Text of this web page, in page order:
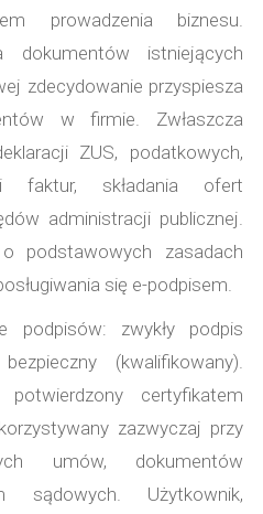
prowadzenia biznesu.
dokumentów istniejących
zdecydowanie przyspiesza
w firmie. Zwłaszcza
ZUS, podatkowych,
faktur, składania ofert
administracji publicznej.
podstawowych zasadach
się e-podpisem.
podpisów: zwykły podpis
(kwalifikowany).
certyfikatem
zazwyczaj przy
umów, dokumentów
Użytkownik,